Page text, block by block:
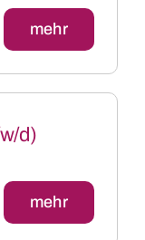
mehr
d)
mehr